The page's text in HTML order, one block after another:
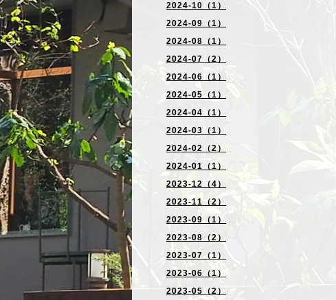
2024-10（1）
2024-09（1）
2024-08（1）
2024-07（2）
2024-06（1）
2024-05（1）
2024-04（1）
2024-03（1）
2024-02（2）
2024-01（1）
2023-12（4）
2023-11（2）
2023-09（1）
2023-08（2）
2023-07（1）
2023-06（1）
2023-05（2）